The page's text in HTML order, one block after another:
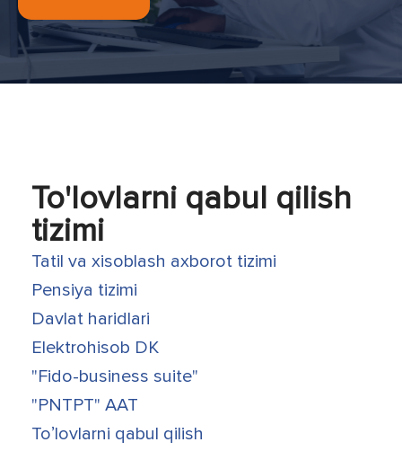
To'lovlarni qabul qilish
tizimi
Tatil va xisoblash axborot tizimi
Pensiya tizimi
Davlat haridlari
Elektrohisob DK
"Fido-business suite"
"PNTPT" AAT
Toʼlovlarni qabul qilish